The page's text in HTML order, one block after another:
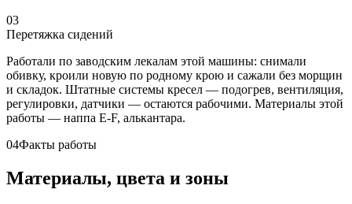
03
Перетяжка сидений
Работали по заводским лекалам этой машины: снимали
обивку, кроили новую по родному крою и сажали без морщин
и складок. Штатные системы кресел — подогрев, вентиляция,
регулировки, датчики — остаются рабочими. Материалы этой
работы — наппа E-F, алькантара.
04Факты работы
Материалы, цвета и зоны